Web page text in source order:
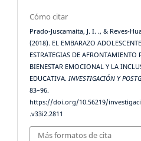
Cómo citar
Prado-Juscamaita, J. I. ., & Reves-
(2018). EL EMBARAZO
ESTRATEGIAS DE AFRONTAMIENTO
BIENESTAR EMOCIONAL Y LA
EDUCATIVA.INVESTIGACIÓN Y
83–96.
https://doi.org/10.56219/
.v33i2.2811
Más formatos de cita